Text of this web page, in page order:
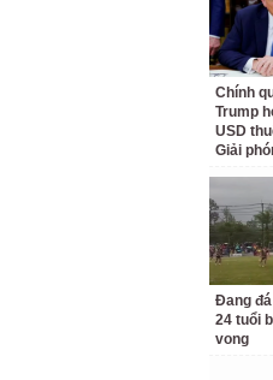
Chính
Trump
USD
Giải
Đang
24 tuổi
vong